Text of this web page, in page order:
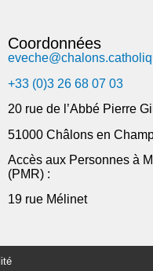
Coordonnées
+33 (0)3 26 68 07 03
20 rue de l’Abbé Pierre
51000 Châlons en
Accès aux Personnes à
(PMR) :
19 rue Mélinet